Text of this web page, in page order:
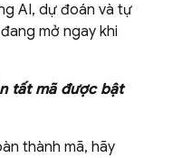
AI, dự đoán và tự
mở ngay khi
tất mã được bật
thành mã, hãy